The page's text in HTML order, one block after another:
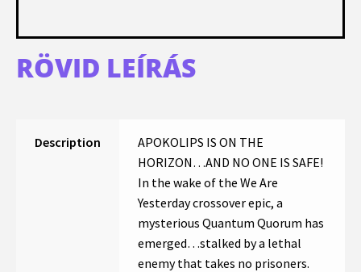
RÖVID LEÍRÁS
Description
APOKOLIPS IS ON THE
HORIZON…AND NO ONE IS SAFE!
In the wake of the We Are
Yesterday crossover epic, a
mysterious Quantum Quorum has
emerged…stalked by a lethal
enemy that takes no prisoners.